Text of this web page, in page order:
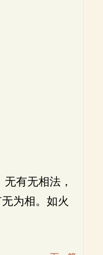
有无相法，
为相。如火